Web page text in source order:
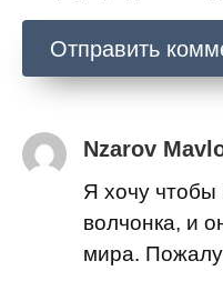
Nzarov
Я хочу
волчонка, и
мира.